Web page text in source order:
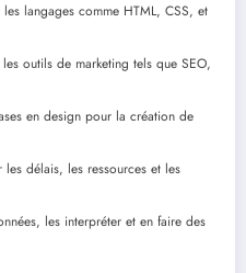
langages comme HTML, CSS, et
outils de marketing tels que SEO,
en design pour la création de
les délais, les ressources et les
les interpréter et en faire des